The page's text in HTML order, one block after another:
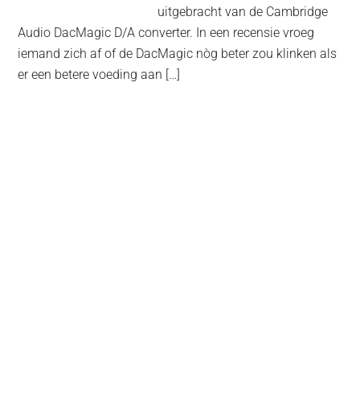
uitgebracht van de Cambridge
Audio DacMagic D/A converter. In een recensie vroeg
iemand zich af of de DacMagic nòg beter zou klinken als
er een betere voeding aan […]